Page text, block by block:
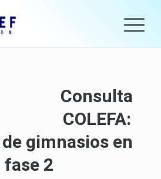
Consulta
COLEFA:
gimnasios en
fase 2